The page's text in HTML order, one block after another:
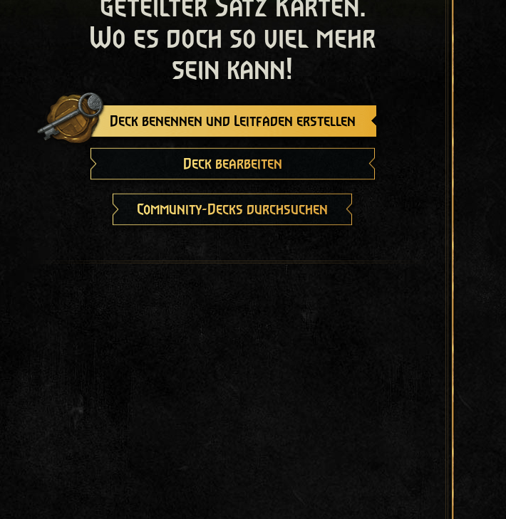
geteilter Satz Karten.
Wo es doch so viel mehr
sein kann!
Deck benennen und Leitfaden erstellen
Deck bearbeiten
Community-Decks durchsuchen